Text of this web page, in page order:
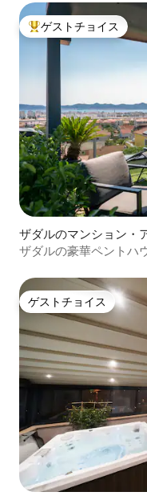
大好評のゲストチョイ
ゲストチョイス
ザダルのマンション・
ザダルの豪華ペントハ
ゲストチョイス
ゲストチョイス